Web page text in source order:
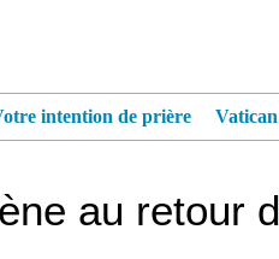
intention de prière
au retour